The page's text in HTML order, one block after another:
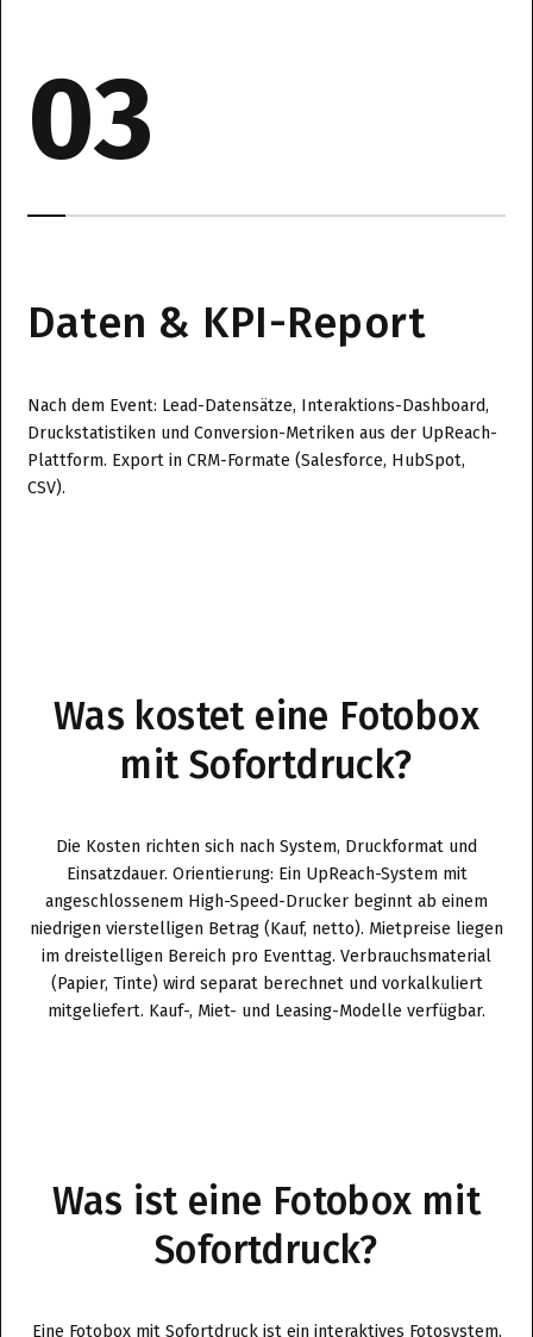
03
Daten & KPI-Report
Nach dem Event: Lead-Datensätze, Interaktions-Dashboard,
Druckstatistiken und Conversion-Metriken aus der UpReach-
Plattform. Export in CRM-Formate (Salesforce, HubSpot,
CSV).
Was kostet eine Fotobox
mit Sofortdruck?
Die Kosten richten sich nach System, Druckformat und
Einsatzdauer. Orientierung: Ein UpReach-System mit
angeschlossenem High-Speed-Drucker beginnt ab einem
niedrigen vierstelligen Betrag (Kauf, netto). Mietpreise liegen
im dreistelligen Bereich pro Eventtag. Verbrauchsmaterial
(Papier, Tinte) wird separat berechnet und vorkalkuliert
mitgeliefert. Kauf-, Miet- und Leasing-Modelle verfügbar.
Was ist eine Fotobox mit
Sofortdruck?
Eine Fotobox mit Sofortdruck ist ein interaktives Fotosystem,